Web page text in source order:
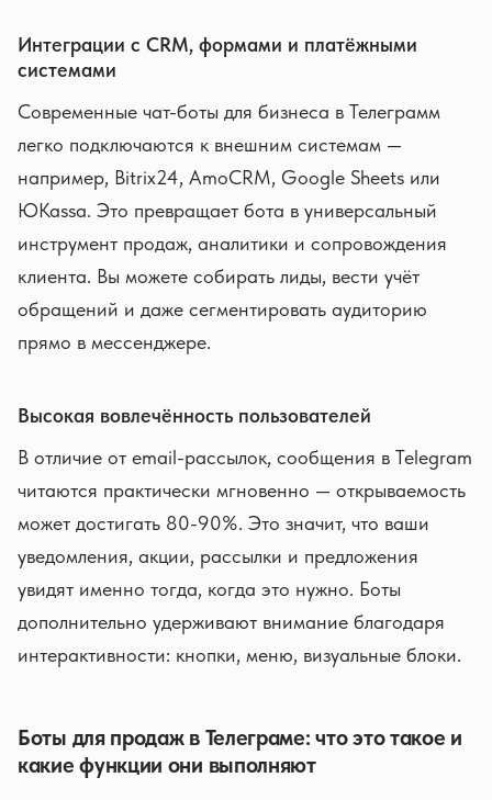
Интеграции с CRM, формами и платёжными
системами
Современные чат-боты для бизнеса в Телеграмм
легко подключаются к внешним системам —
например, Bitrix24, AmoCRM, Google Sheets или
ЮKassa. Это превращает бота в универсальный
инструмент продаж, аналитики и сопровождения
клиента. Вы можете собирать лиды, вести учёт
обращений и даже сегментировать аудиторию
прямо в мессенджере.
Высокая вовлечённость пользователей
В отличие от email-рассылок, сообщения в Telegram
читаются практически мгновенно — открываемость
может достигать 80-90%. Это значит, что ваши
уведомления, акции, рассылки и предложения
увидят именно тогда, когда это нужно. Боты
дополнительно удерживают внимание благодаря
интерактивности: кнопки, меню, визуальные блоки.
Боты для продаж в Телеграме: что это такое и
какие функции они выполняют